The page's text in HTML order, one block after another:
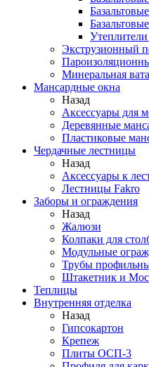
Экструзионный
Минеральная вата
Мансардные окна
Назад
Аксессуары для
Деревянные
Пластиковые
Чердачные лестницы
Назад
Аксессуары к
Лестницы Fakro
Заборы и ограждения
Назад
Жалюзи
Колпаки для
Модульные
Трубы
Штакетник и
Теплицы
Внутренняя отделка
Назад
Гипсокартон
Крепеж
Плиты ОСП-3